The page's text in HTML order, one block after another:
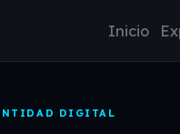
Inicio
DIGITAL